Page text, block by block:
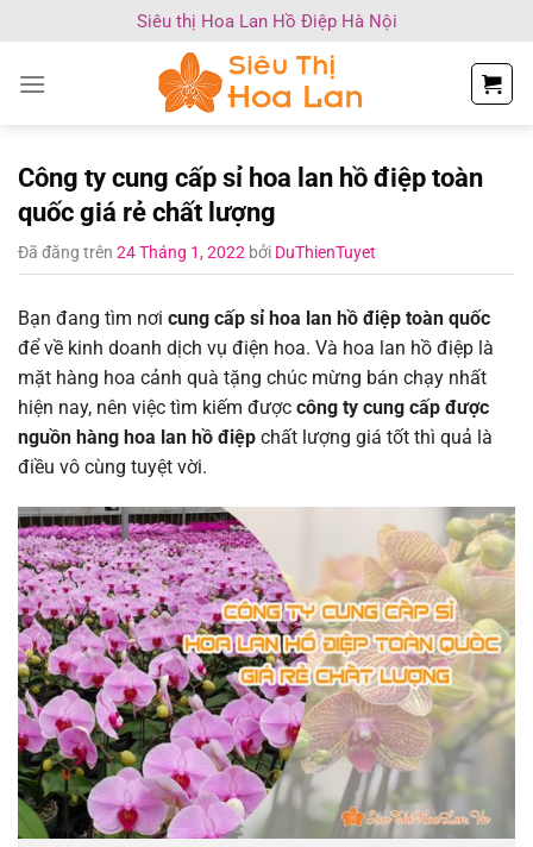
nội
Siêu thị Hoa Lan Hồ Điệp Hà Nội
Công ty cung cấp sỉ hoa lan hồ điệp toàn
quốc giá rẻ chất lượng
Đã đăng trên 24 Tháng 1, 2022 bởi DuThienTuyet
Bạn đang tìm nơi cung cấp sỉ hoa lan hồ điệp toàn quốc
để về kinh doanh dịch vụ điện hoa. Và hoa lan hồ điệp là
mặt hàng hoa cảnh quà tặng chúc mừng bán chạy nhất
hiện nay, nên việc tìm kiếm được công ty cung cấp được
nguồn hàng hoa lan hồ điệp chất lượng giá tốt thì quả là
điều vô cùng tuyệt vời.